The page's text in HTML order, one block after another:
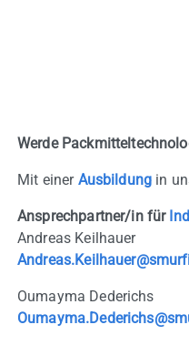
Werde
Mit einer Ausbildung in
Ansprechpartner/in für
Andreas Keilhauer
Oumayma Dederichs